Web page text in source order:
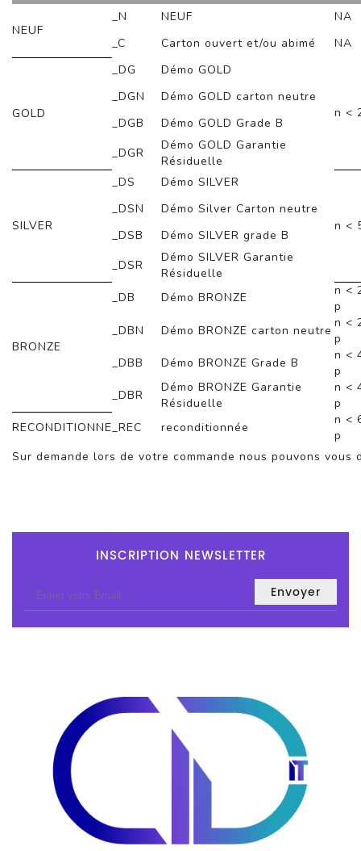
NEUF
_N NEUF
NA
_C
Carton ouvert et/ou abimé NA
GOLD
_DG Démo GOLD
n <
_DGN
Démo GOLD carton neutre
_DGB
Démo GOLD Grade B
_DGR
Démo GOLD Garantie
Résiduelle
SILVER
_DS Démo SILVER
n <
_DSN
Démo Silver Carton neutre
_DSB
Démo SILVER grade B
_DSR
Démo SILVER Garantie
Résiduelle
BRONZE
_DB Démo BRONZE
n <
p
_DBN
Démo BRONZE carton neutre
n <
p
_DBB
Démo BRONZE Grade B
n <
p
_DBR
Démo BRONZE Garantie
Résiduelle
n <
p
RECONDITIONNE_REC reconditionnée
n <
p
Sur demande lors de votre commande nous pouvons
INSCRIPTION NEWSLETTER